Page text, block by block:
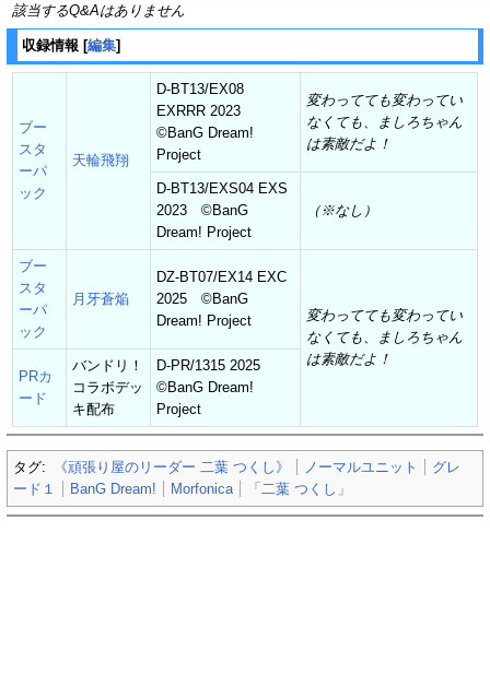
該当するQ&Aはありません
収録情報 [編集]
ブー
スタ
ーパ
ック
天輪飛翔
D-BT13/EX08
EXRRR 2023
©BanG Dream!
Project
変わってても変わってい
なくても、ましろちゃん
は素敵だよ！
D-BT13/EXS04 EXS
2023 ©BanG
Dream! Project
（※なし）
ブー
スタ
ーパ
ック
月牙蒼焔
DZ-BT07/EX14 EXC
2025 ©BanG
Dream! Project
変わってても変わってい
なくても、ましろちゃん
は素敵だよ！
PRカ
ード
バンドリ！
コラボデッ
キ配布
D-PR/1315 2025
©BanG Dream!
Project
タグ: 《頑張り屋のリーダー 二葉 つくし》 ノーマルユニット
グレ
ード１
BanG Dream! Morfonica 「二葉 つくし」